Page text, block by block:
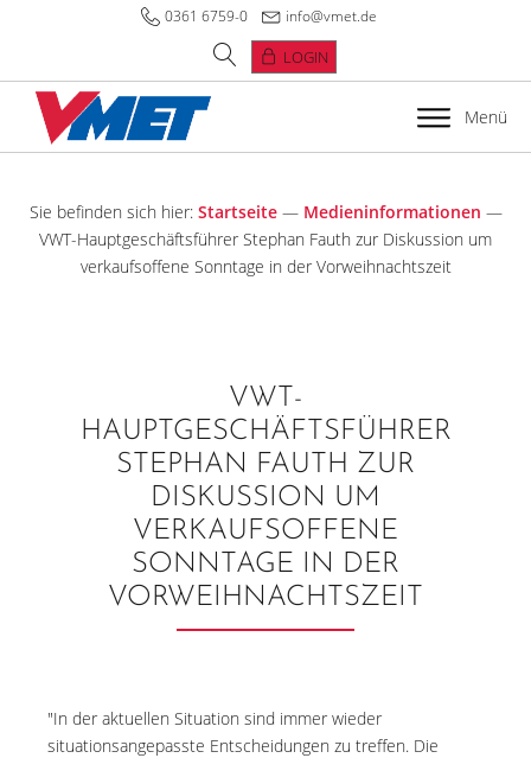
0361 6759-0 info@vmet.de
LOGIN
Menü
Sie befinden sich hier: Startseite— Medieninformationen —
VWT-Hauptgeschäftsführer Stephan Fauth zur Diskussion um
verkaufsoffene Sonntage in der Vorweihnachtszeit
VWT-
HAUPTGESCHÄFTSFÜHRER
STEPHAN FAUTH ZUR
DISKUSSION UM
VERKAUFSOFFENE
SONNTAGE IN DER
VORWEIHNACHTSZEIT
"In der aktuellen Situation sind immer wieder
situationsangepasste Entscheidungen zu treffen. Die